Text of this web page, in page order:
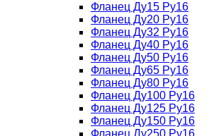
Фланец Ду15 Ру16
Фланец Ду20 Ру16
Фланец Ду32 Ру16
Фланец Ду40 Ру16
Фланец Ду50 Ру16
Фланец Ду65 Ру16
Фланец Ду80 Ру16
Фланец Ду100 Ру16
Фланец Ду125 Ру16
Фланец Ду150 Ру16
Фланец Ду250 Ру16